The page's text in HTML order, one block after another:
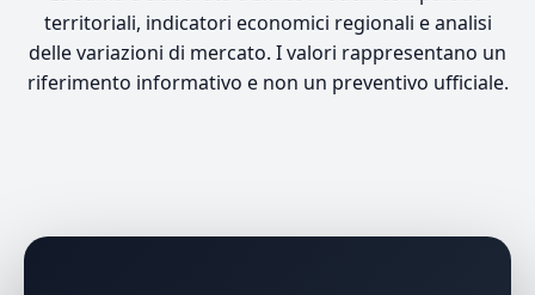
territoriali, indicatori economici regionali e analisi
delle variazioni di mercato. I valori rappresentano un
riferimento informativo e non un preventivo ufficiale.